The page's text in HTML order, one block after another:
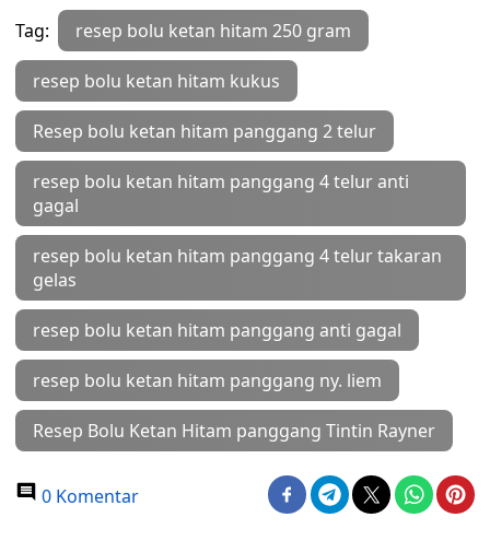
Tag: resep bolu ketan hitam 250 gram
resep bolu ketan hitam kukus
Resep bolu ketan hitam panggang 2 telur
resep bolu ketan hitam panggang 4 telur anti
gagal
resep bolu ketan hitam panggang 4 telur takaran
gelas
resep bolu ketan hitam panggang anti gagal
resep bolu ketan hitam panggang ny. liem
Resep Bolu Ketan Hitam panggang Tintin Rayner
0 Komentar